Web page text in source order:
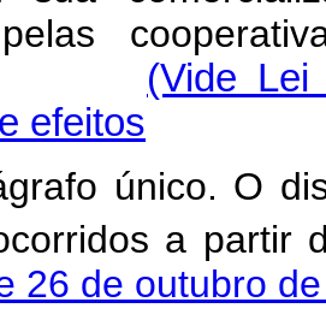
(Vide Lei
efeitos
único. O
a partir
26 de outubro